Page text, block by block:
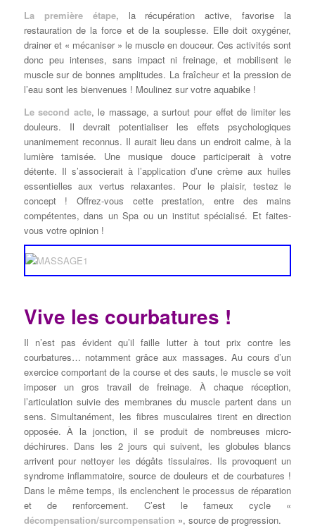
La première étape, la récupération active, favorise la
restauration de la force et de la souplesse. Elle doit oxygéner,
drainer et « mécaniser » le muscle en douceur. Ces activités sont
donc peu intenses, sans impact ni freinage, et mobilisent le
muscle sur de bonnes amplitudes. La fraîcheur et la pression de
l’eau sont les bienvenues ! Moulinez sur votre aquabike !
Le second acte, le massage, a surtout pour effet de limiter les
douleurs. Il devrait potentialiser les effets psychologiques
unanimement reconnus. Il aurait lieu dans un endroit calme, à la
lumière tamisée. Une musique douce participerait à votre
détente. Il s’associerait à l’application d’une crème aux huiles
essentielles aux vertus relaxantes. Pour le plaisir, testez le
concept ! Offrez-vous cette prestation, entre des mains
compétentes, dans un Spa ou un institut spécialisé. Et faites-
vous votre opinion !
Vive les courbatures !
Il n’est pas évident qu’il faille lutter à tout prix contre les
courbatures… notamment grâce aux massages. Au cours d’un
exercice comportant de la course et des sauts, le muscle se voit
imposer un gros travail de freinage. À chaque réception,
l’articulation suivie des membranes du muscle partent dans un
sens. Simultanément, les fibres musculaires tirent en direction
opposée. À la jonction, il se produit de nombreuses micro-
déchirures. Dans les 2 jours qui suivent, les globules blancs
arrivent pour nettoyer les dégâts tissulaires. Ils provoquent un
syndrome inflammatoire, source de douleurs et de courbatures !
Dans le même temps, ils enclenchent le processus de réparation
et de renforcement. C’est le fameux cycle «
décompensation/surcompensation », source de progression.